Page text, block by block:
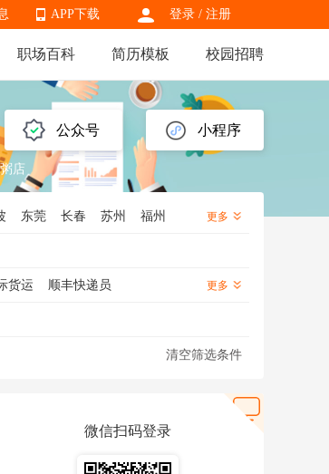
登录 / 注册
APP下载
APP下载
职场百科 简历模板 校园招聘
公众号 小程序
店
东莞 长春 苏州
福州
更多
货运
顺丰快递员
更多
清空筛选条件
微信扫码登录